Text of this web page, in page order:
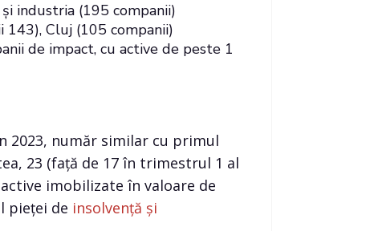
industria (195 companii)
Cluj (105 companii)
de impact, cu active de peste 1
2023, număr similar cu primul
23 (față de 17 în trimestrul 1 al
imobilizate în valoare de
pieței de insolvență și